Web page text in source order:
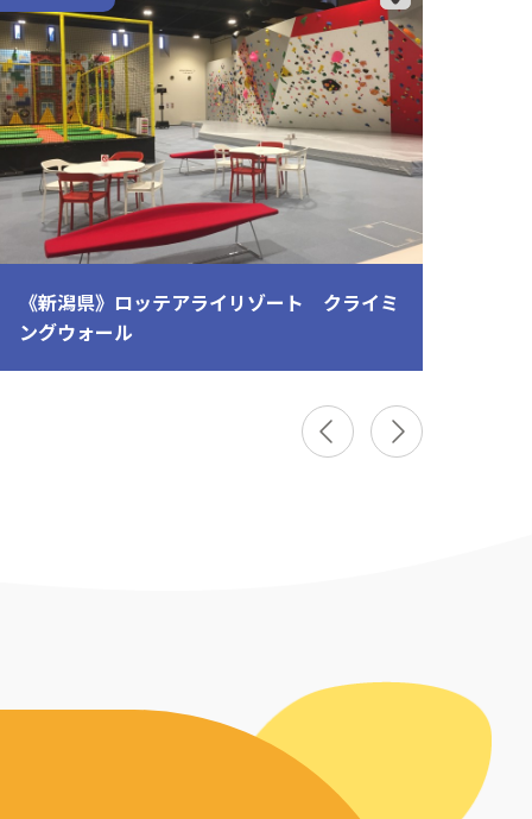
《新潟県》ロッテアライリゾート クライミ
ングウォール